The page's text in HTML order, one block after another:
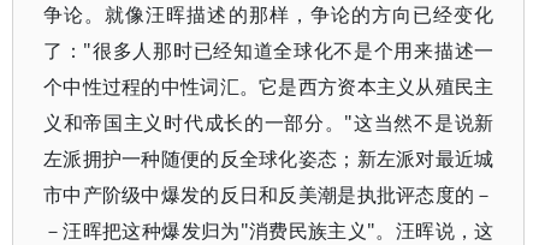
争论。就像汪晖描述的那样，争论的方向已经变化
了："很多人那时已经知道全球化不是个用来描述一
个中性过程的中性词汇。它是西方资本主义从殖民主
义和帝国主义时代成长的一部分。"这当然不是说新
左派拥护一种随便的反全球化姿态；新左派对最近城
市中产阶级中爆发的反日和反美潮是执批评态度的－
－汪晖把这种爆发归为"消费民族主义"。汪晖说，这